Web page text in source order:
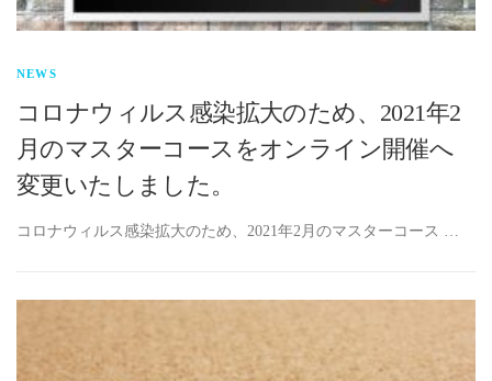
NEWS
コロナウィルス感染拡大のため、2021年2
月のマスターコースをオンライン開催へ
変更いたしました。
コロナウィルス感染拡大のため、2021年2月のマスターコース …